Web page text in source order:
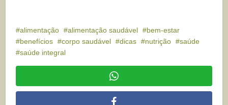
alimentação alimentação saudável
bem-estar
benefícios
corpo saudável dicas nutrição
saúde
saúde integral